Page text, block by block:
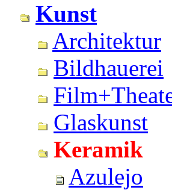
Kunst
Architektur
Bildhauerei
Glaskunst
Keramik
Azulejo